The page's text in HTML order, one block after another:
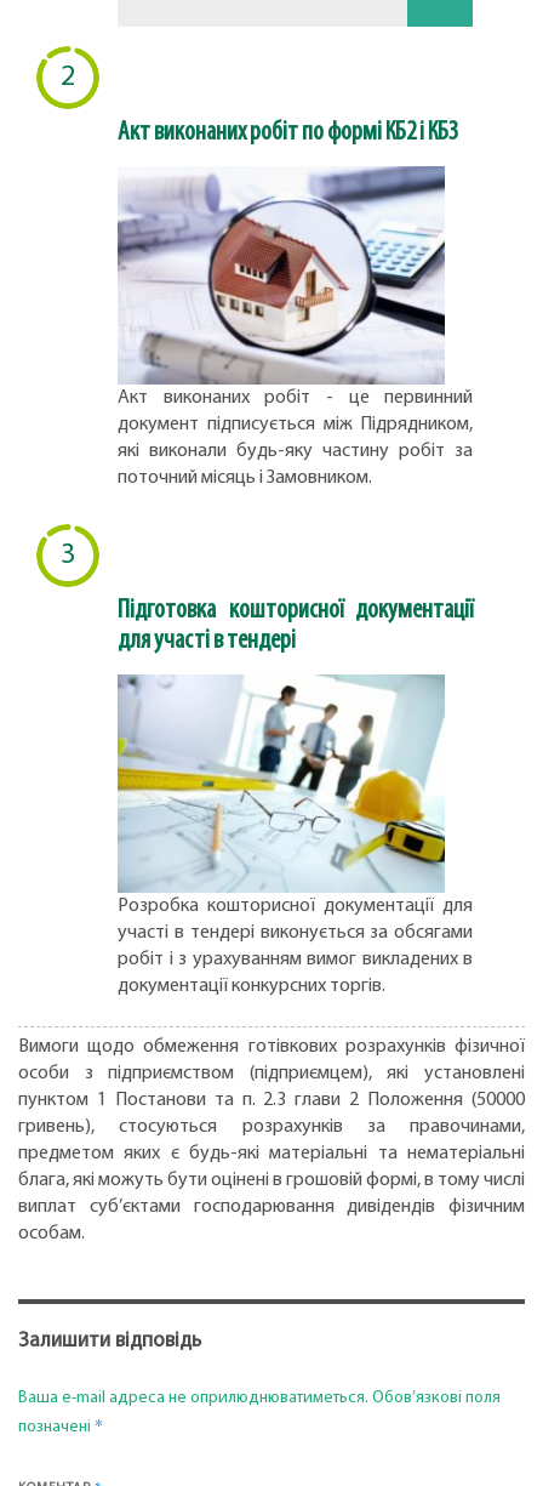
2
Акт виконаних робіт по формі КБ2 і КБ3
Акт виконаних робіт - це первинний
документ підписується між Підрядником,
які виконали будь-яку частину робіт за
поточний місяць і Замовником.
3
Підготовка кошторисної документації
для участі в тендері
Розробка кошторисної документації для
участі в тендері виконується за обсягами
робіт і з урахуванням вимог викладених в
документації конкурсних торгів.
Вимоги щодо обмеження готівкових розрахунків фізичної
особи з підприємством (підприємцем), які установлені
пунктом 1 Постанови та п. 2.3 глави 2 Положення (50000
гривень), стосуються розрахунків за правочинами,
предметом яких є будь-які матеріальні та нематеріальні
блага, які можуть бути оцінені в грошовій формі, в тому числі
виплат суб’єктами господарювання дивідендів фізичним
особам.
Залишити відповідь
Ваша e-mail адреса не оприлюднюватиметься. Обов’язкові поля
позначені *